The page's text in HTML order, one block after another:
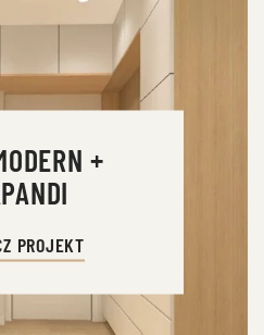
+
PROJEKT